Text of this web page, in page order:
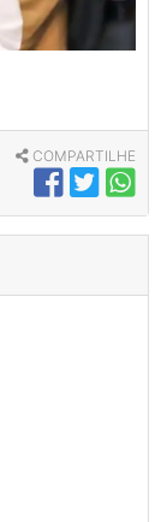
COMPARTILHE